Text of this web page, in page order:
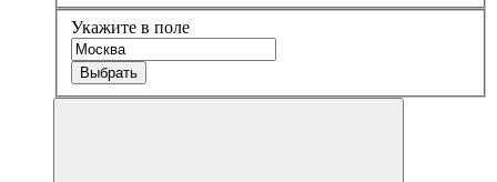
Укажите в поле
Выбрать